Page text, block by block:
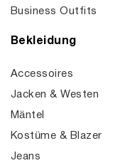
Business Outfits
Bekleidung
Accessoires
Jacken & Westen
Mäntel
Kostüme & Blazer
Jeans